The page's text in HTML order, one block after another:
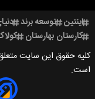
اینتین توسعه برند
کارستان بهارستان
کلیه حقوق این سایت
است.